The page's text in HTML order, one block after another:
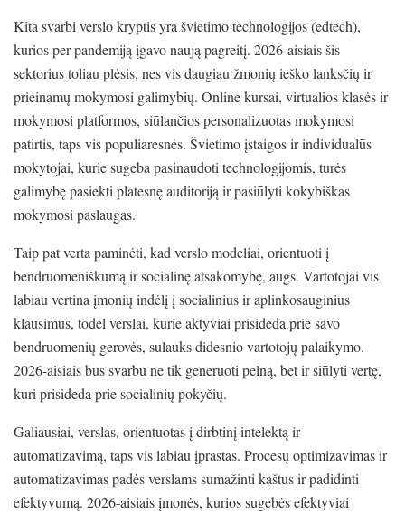
Kita svarbi verslo kryptis yra švietimo technologijos (edtech),
kurios per pandemiją įgavo naują pagreitį. 2026-aisiais šis
sektorius toliau plėsis, nes vis daugiau žmonių ieško lanksčių ir
prieinamų mokymosi galimybių. Online kursai, virtualios klasės ir
mokymosi platformos, siūlančios personalizuotas mokymosi
patirtis, taps vis populiaresnės. Švietimo įstaigos ir individualūs
mokytojai, kurie sugeba pasinaudoti technologijomis, turės
galimybę pasiekti platesnę auditoriją ir pasiūlyti kokybiškas
mokymosi paslaugas.
Taip pat verta paminėti, kad verslo modeliai, orientuoti į
bendruomeniškumą ir socialinę atsakomybę, augs. Vartotojai vis
labiau vertina įmonių indėlį į socialinius ir aplinkosauginius
klausimus, todėl verslai, kurie aktyviai prisideda prie savo
bendruomenių gerovės, sulauks didesnio vartotojų palaikymo.
2026-aisiais bus svarbu ne tik generuoti pelną, bet ir siūlyti vertę,
kuri prisideda prie socialinių pokyčių.
Galiausiai, verslas, orientuotas į dirbtinį intelektą ir
automatizavimą, taps vis labiau įprastas. Procesų optimizavimas ir
automatizavimas padės verslams sumažinti kaštus ir padidinti
efektyvumą. 2026-aisiais įmonės, kurios sugebės efektyviai